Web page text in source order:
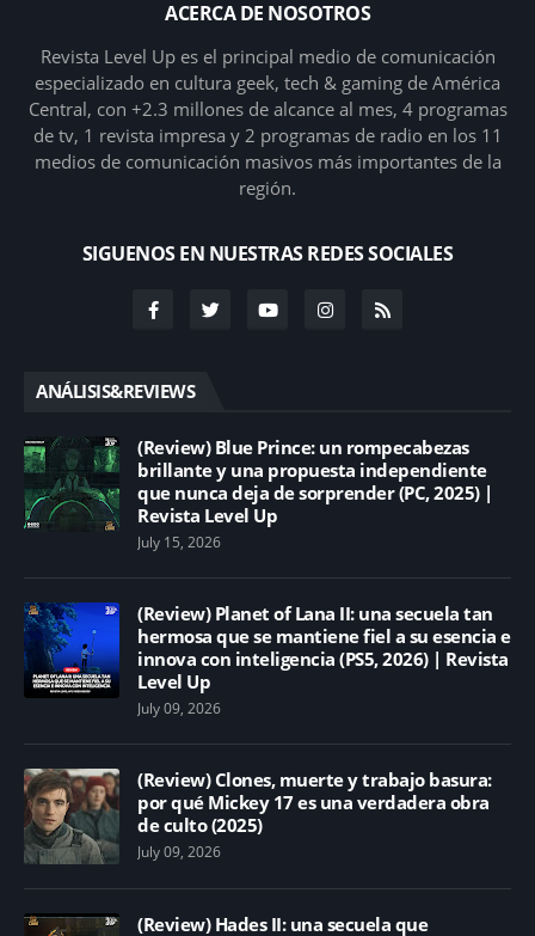
ACERCA DE NOSOTROS
Revista Level Up es el principal medio de comunicación
especializado en cultura geek, tech & gaming de América
Central, con +2.3 millones de alcance al mes, 4 programas
de tv, 1 revista impresa y 2 programas de radio en los 11
medios de comunicación masivos más importantes de la
región.
SIGUENOS EN NUESTRAS REDES SOCIALES
ANÁLISIS&REVIEWS
(Review) Blue Prince: un rompecabezas
brillante y una propuesta independiente
que nunca deja de sorprender (PC, 2025) |
Revista Level Up
July 15, 2026
(Review) Planet of Lana II: una secuela tan
hermosa que se mantiene fiel a su esencia e
innova con inteligencia (PS5, 2026) | Revista
Level Up
July 09, 2026
(Review) Clones, muerte y trabajo basura:
por qué Mickey 17 es una verdadera obra
de culto (2025)
July 09, 2026
(Review) Hades II: una secuela que